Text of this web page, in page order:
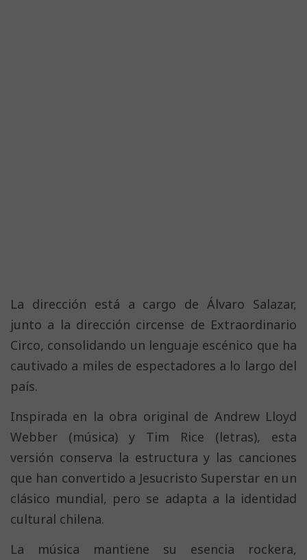
La dirección está a cargo de Álvaro Salazar,
junto a la dirección circense de Extraordinario
Circo, consolidando un lenguaje escénico que ha
cautivado a miles de espectadores a lo largo del
país.
Inspirada en la obra original de Andrew Lloyd
Webber (música) y Tim Rice (letras), esta
versión conserva la estructura y las canciones
que han convertido a Jesucristo Superstar en un
clásico mundial, pero se adapta a la identidad
cultural chilena.
La música mantiene su esencia rockera,